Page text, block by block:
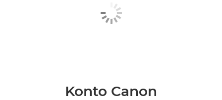
Konto Canon